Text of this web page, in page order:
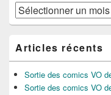
Archives
Articles récents
Sortie des comics VO
Sortie des comics VO